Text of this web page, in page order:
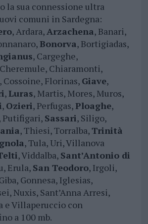
la sua connessione ultra
comuni in Sardegna:
, Ardara,Arzachena, Banari,
Bonorva, Bortigiadas,
, Cargeghe,
Chiaramonti,
Cossoine, Florinas, Giave,
,Luras, Martis, Mores, Muros,
, Ozieri, Perfugas,Ploaghe,
Putifigari, Sassari, Siligo,
, Thiesi, Torralba,Trinità
, Tula, Uri, Villanova
, Viddalba, Sant’Antonio di
Erula, San Teodoro, Irgoli,
Gonnesa, Iglesias,
Nuxis, Sant’Anna Arresi,
e Villaperuccio con
a 100 mb.